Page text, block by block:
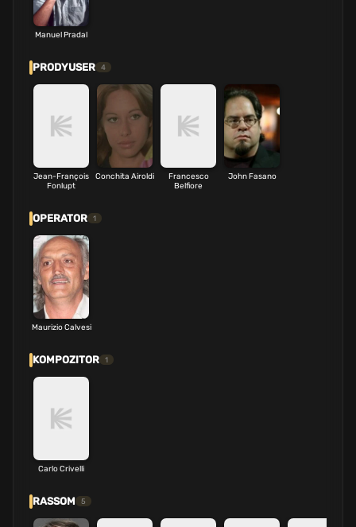
Manuel Pradal
PRODYUSER 4
Jean-François
Fonlupt
Conchita Airoldi
Francesco
Belfiore
John Fasano
OPERATOR 1
Maurizio Calvesi
KOMPOZITOR 1
Carlo Crivelli
RASSOM 5